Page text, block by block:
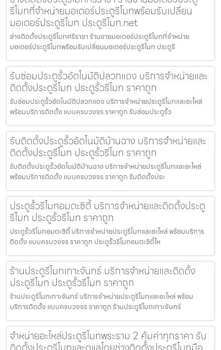
รีโมทที่จำหน่ายมอเตอร์ประตูรีโมทพร้อมรับเปลี่ยน
มอเตอร์ประตูรีโมท ประตูรีโมท.net
ช่างติดตั้งประตูรีโมทศรีราชา ร้านขายมอเตอร์ประตูรีโมทที่จำหน่าย
มอเตอร์ประตูรีโมทพร้อมรับเปลี่ยนมอเตอร์ประตูรีโมท ประตูรี
รับซ่อมประตูรั้วอัตโนมัติปลวกแดง บริการจำหน่ายและ
ติดตั้งประตูรีโมท ประตูรั้วรีโมท ราคาถูก
รับซ่อมประตูรั้วอัตโนมัติปลวกแดง บริการจำหน่ายประตูรีโมทและอะไหล่
พร้อมบริการติดตั้ง แบบครบวงจร ราคาถูก รับซ่อมประตูรั้ว
รับติดตั้งประตูรั้วอัตโนมัติบ้านฉาง บริการจำหน่ายและ
ติดตั้งประตูรีโมท ประตูรั้วรีโมท ราคาถูก
รับติดตั้งประตูรั้วอัตโนมัติบ้านฉาง บริการจำหน่ายประตูรีโมทและอะไหล่
พร้อมบริการติดตั้ง แบบครบวงจร ราคาถูก รับติดตั้งประ
ประตูรั้วรีโมทอมตะซิตี้ บริการจำหน่ายและติดตั้งประตู
รีโมท ประตูรั้วรีโมท ราคาถูก
ประตูรั้วรีโมทอมตะซิตี้ บริการจำหน่ายประตูรีโมทและอะไหล่ พร้อมบริการ
ติดตั้ง แบบครบวงจร ราคาถูก ประตูรั้วรีโมทอมตะซิตี้ให
ร้านประตูรีโมทเกาะจันทร์ บริการจำหน่ายและติดตั้ง
ประตูรีโมท ประตูรั้วรีโมท ราคาถูก
ร้านประตูรีโมทเกาะจันทร์ บริการจำหน่ายประตูรีโมทและอะไหล่ พร้อม
บริการติดตั้ง แบบครบวงจร ราคาถูก ร้านประตูรีโมทเกาะจันทร์
จำหน่ายอะไหล่ประตูรีโมทพระราม 2 คุ้มค่าทุกราคา รับ